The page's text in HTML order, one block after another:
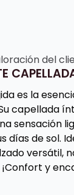
del
es la
capellada
sensación
días de sol.
versátil,
y